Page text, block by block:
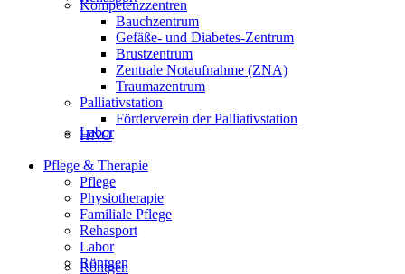
Labor
Röntgen
Kompetenzzentren
Bauchzentrum
Gefäße- und Diabetes-Zentrum
Brustzentrum
Zentrale Notaufnahme (ZNA)
Traumazentrum
Palliativstation
Förderverein der Palliativstation
HNO
Pflege & Therapie
Pflege
Physiotherapie
Familiale Pflege
Rehasport
Labor
Röntgen